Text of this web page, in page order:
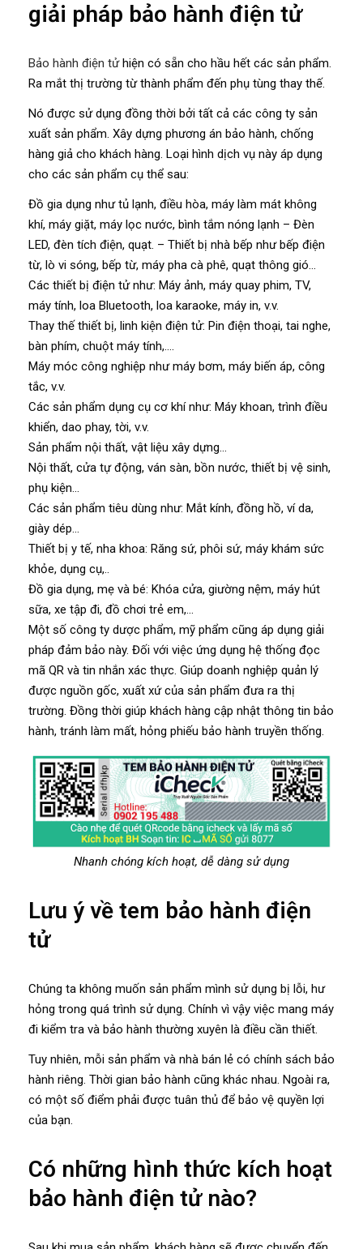
giải pháp bảo hành điện tử
Bảo hành điện tửhiện có sẵn cho hầu hết các sản phẩm.
Ra mắt thị trường từ thành phẩm đến phụ tùng thay thế.
Nó được sử dụng đồng thời bởi tất cả các công ty sản
xuất sản phẩm. Xây dựng phương án bảo hành, chống
hàng giả cho khách hàng. Loại hình dịch vụ này áp dụng
cho các sản phẩm cụ thể sau:
Đồ gia dụng như tủ lạnh, điều hòa, máy làm mát không
khí, máy giặt, máy lọc nước, bình tắm nóng lạnh – Đèn
LED, đèn tích điện, quạt. – Thiết bị nhà bếp như bếp điện
từ, lò vi sóng, bếp từ, máy pha cà phê, quạt thông gió…
Các thiết bị điện tử như: Máy ảnh, máy quay phim, TV,
máy tính, loa Bluetooth, loa karaoke, máy in, v.v.
Thay thế thiết bị, linh kiện điện tử: Pin điện thoại, tai nghe,
bàn phím, chuột máy tính,….
Máy móc công nghiệp như máy bơm, máy biến áp, công
tắc, v.v.
Các sản phẩm dụng cụ cơ khí như: Máy khoan, trình điều
khiển, dao phay, tời, v.v.
Sản phẩm nội thất, vật liệu xây dựng…
Nội thất, cửa tự động, ván sàn, bồn nước, thiết bị vệ sinh,
phụ kiện…
Các sản phẩm tiêu dùng như: Mắt kính, đồng hồ, ví da,
giày dép…
Thiết bị y tế, nha khoa: Răng sứ, phôi sứ, máy khám sức
khỏe, dụng cụ,..
Đồ gia dụng, mẹ và bé: Khóa cửa, giường nệm, máy hút
sữa, xe tập đi, đồ chơi trẻ em,…
Một số công ty dược phẩm, mỹ phẩm cũng áp dụng giải
pháp đảm bảo này. Đối với việc ứng dụng hệ thống đọc
mã QR và tin nhắn xác thực. Giúp doanh nghiệp quản lý
được nguồn gốc, xuất xứ của sản phẩm đưa ra thị
trường. Đồng thời giúp khách hàng cập nhật thông tin bảo
hành, tránh làm mất, hỏng phiếu bảo hành truyền thống.
Nhanh chóng kích hoạt, dễ dàng sử dụng
Lưu ý về tem bảo hành điện
tử
Chúng ta không muốn sản phẩm mình sử dụng bị lỗi, hư
hỏng trong quá trình sử dụng. Chính vì vậy việc mang máy
đi kiểm tra và bảo hành thường xuyên là điều cần thiết.
Tuy nhiên, mỗi sản phẩm và nhà bán lẻ có chính sách bảo
hành riêng. Thời gian bảo hành cũng khác nhau. Ngoài ra,
có một số điểm phải được tuân thủ để bảo vệ quyền lợi
của bạn.
Có những hình thức kích hoạt
bảo hành điện tử nào?